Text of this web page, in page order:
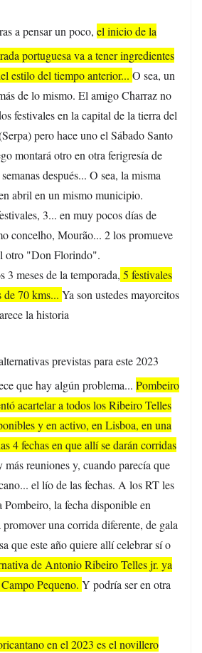
a pensar un poco, el inicio de la
portuguesa va a tener ingredientes
estilo del tiempo anterior... O sea, un
de lo mismo. El amigo Charraz no
festivales en la capital de la tierra del
pero hace uno el Sábado Santo
montará otro en otra ferigresía de
después... O sea, la misma
abril en un mismo municipio.
3... en muy pocos días de
concelho, Mourão... 2 los promueve
otro "Don Florindo".
3 meses de la temporada, 5 festivales
de 70 kms... Ya son ustedes mayorcitos
la historia
previstas para este 2023
que hay algún problema... Pombeiro
acartelar a todos los Ribeiro Telles
y en activo, en Lisboa, en una
4 fechas en que allí se darán corridas
más reuniones y, cuando parecía que
el lío de las fechas. A los RT les
Pombeiro, la fecha disponible en
promover una corrida diferente, de gala
que este año quiere allí celebrar sí o
de Antonio Ribeiro Telles jr. ya
Pequeno. Y podría ser en otra
en el 2023 es el novillero